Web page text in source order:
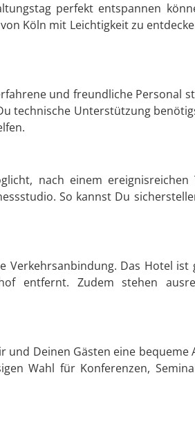
perfekt entspannen
Köln mit Leichtigkeit zu
und freundliche Personal
technische Unterstützung
nach einem ereignisreichen
So kannst Du
Verkehrsanbindung. Das Hotel ist
entfernt. Zudem stehen
und Deinen Gästen eine bequeme
Wahl für Konferenzen,